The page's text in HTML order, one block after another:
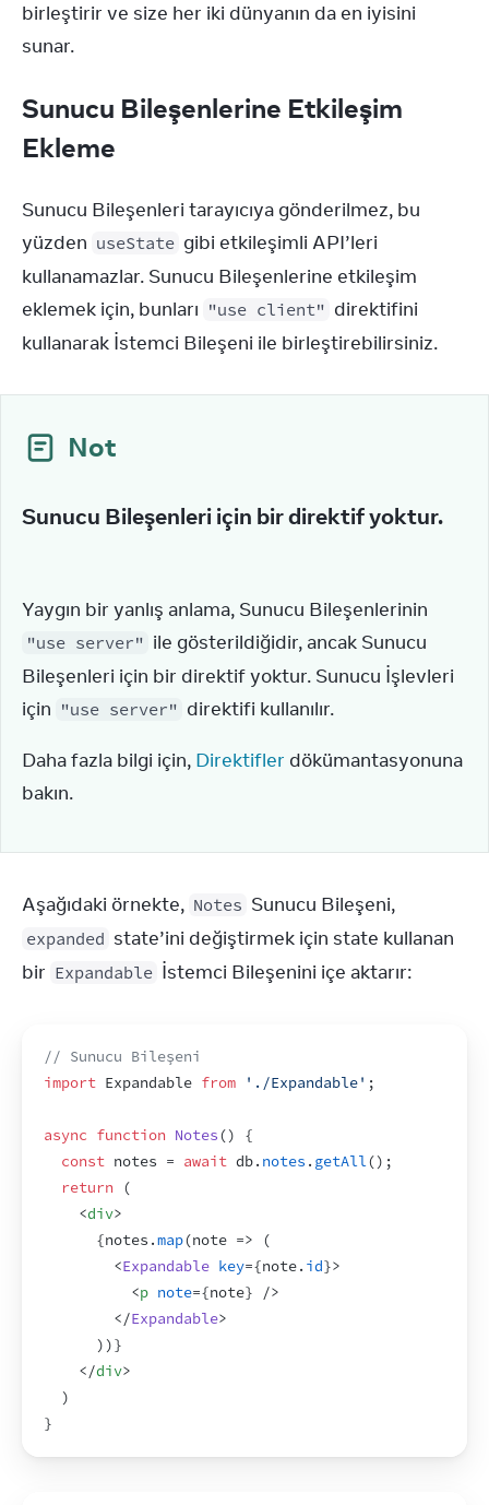
birleştirir ve size her iki dünyanın da en iyisini
sunar.
Sunucu Bileşenlerine Etkileşim
Ekleme
Sunucu Bileşenleri tarayıcıya gönderilmez, bu
yüzden useState gibi etkileşimli API’leri
kullanamazlar. Sunucu Bileşenlerine etkileşim
eklemek için, bunları "use client" direktifini
kullanarak İstemci Bileşeni ile birleştirebilirsiniz.
Not
Sunucu Bileşenleri için bir direktif yoktur.
"use server" ile gösterildiğidir, ancak Sunucu
Bileşenleri için bir direktif yoktur. Sunucu İşlevleri
için "use server" direktifi kullanılır.
Daha fazla bilgi için, Direktifler dökümantasyonuna
bakın.
Aşağıdaki örnekte, Notes
expanded state’ini değiştirmek için state kullanan
bir Expandable İstemci Bileşenini içe aktarır:
// Sunucu Bileşeni
import Expandable from './Expandable' ;
async function Notes()
{
const notes = await db. notes . getAll() ;
return
(
<div>
{notes .map(note =>
(
<Expandable key={note. id}>
<p note={note}
/>
</Expandable>
))}
</div>
)
}